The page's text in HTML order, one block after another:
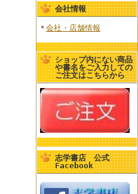
会社情報
会社・店舗情報
ショップ内にない商品
や書名をご入力しての
ご注文はこちらから
志学書店 公式
Facebook